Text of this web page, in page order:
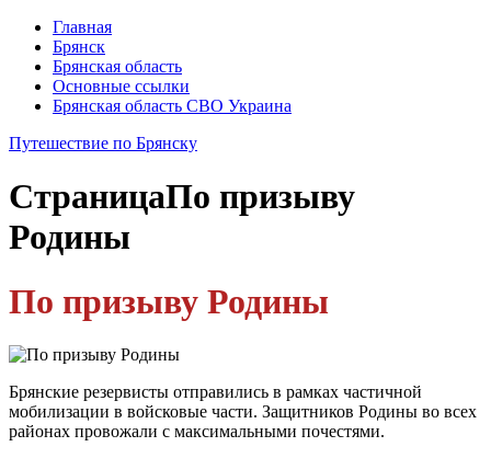
Главная
Брянск
Брянская область
Основные ссылки
Брянская область СВО Украина
Путешествие по Брянску
СтраницаПо призыву
Родины
По призыву Родины
Брянские резервисты отправились в рамках частичной
мобилизации в войсковые части. Защитников Родины во всех
районах провожали с максимальными почестями.